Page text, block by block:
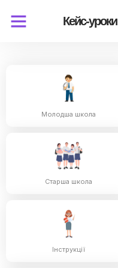
Кейс-уроки
Молодша школа
Старша школа
Інструкції